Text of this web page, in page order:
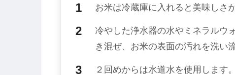
お米は冷蔵庫に入れると美味しさ
冷やした浄水器の水やミネラルウ
き混ぜ、お米の表面の汚れを洗い
２回めからは水道水を使用します